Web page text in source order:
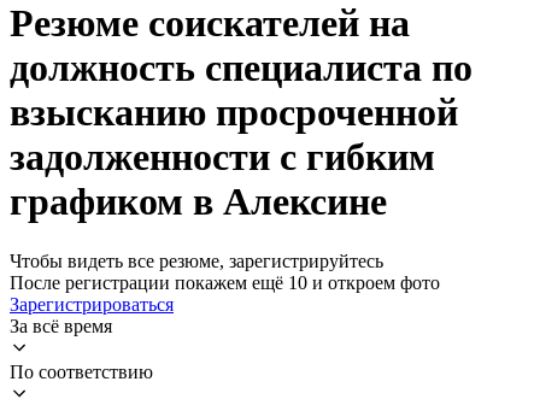
Резюме соискателей на
должность специалиста по
взысканию просроченной
задолженности с гибким
графиком в Алексине
Чтобы видеть все резюме, зарегистрируйтесь
После регистрации покажем ещё 10 и откроем фото
Зарегистрироваться
За всё время
По соответствию